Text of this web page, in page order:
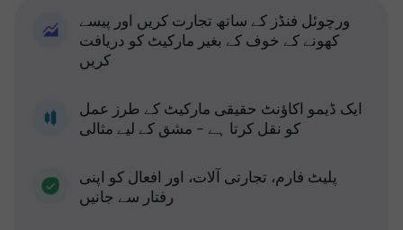
ورچوئل فنڈز کے ساتھ تجارت کریں اور پیسے
کھونے کے خوف کے بغیر مارکیٹ کو دریافت
کریں
ایک ڈیمو اکاؤنٹ حقیقی مارکیٹ کے طرز عمل
کو نقل کرتا ہے - مشق کے لیے مثالی
پلیٹ فارم، تجارتی آلات، اور افعال کو اپنی
رفتار سے جانیں